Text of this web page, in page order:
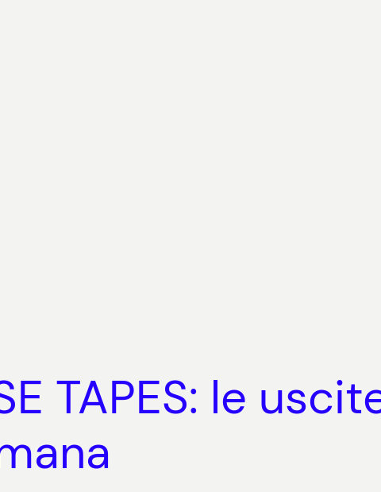
TAPES: le